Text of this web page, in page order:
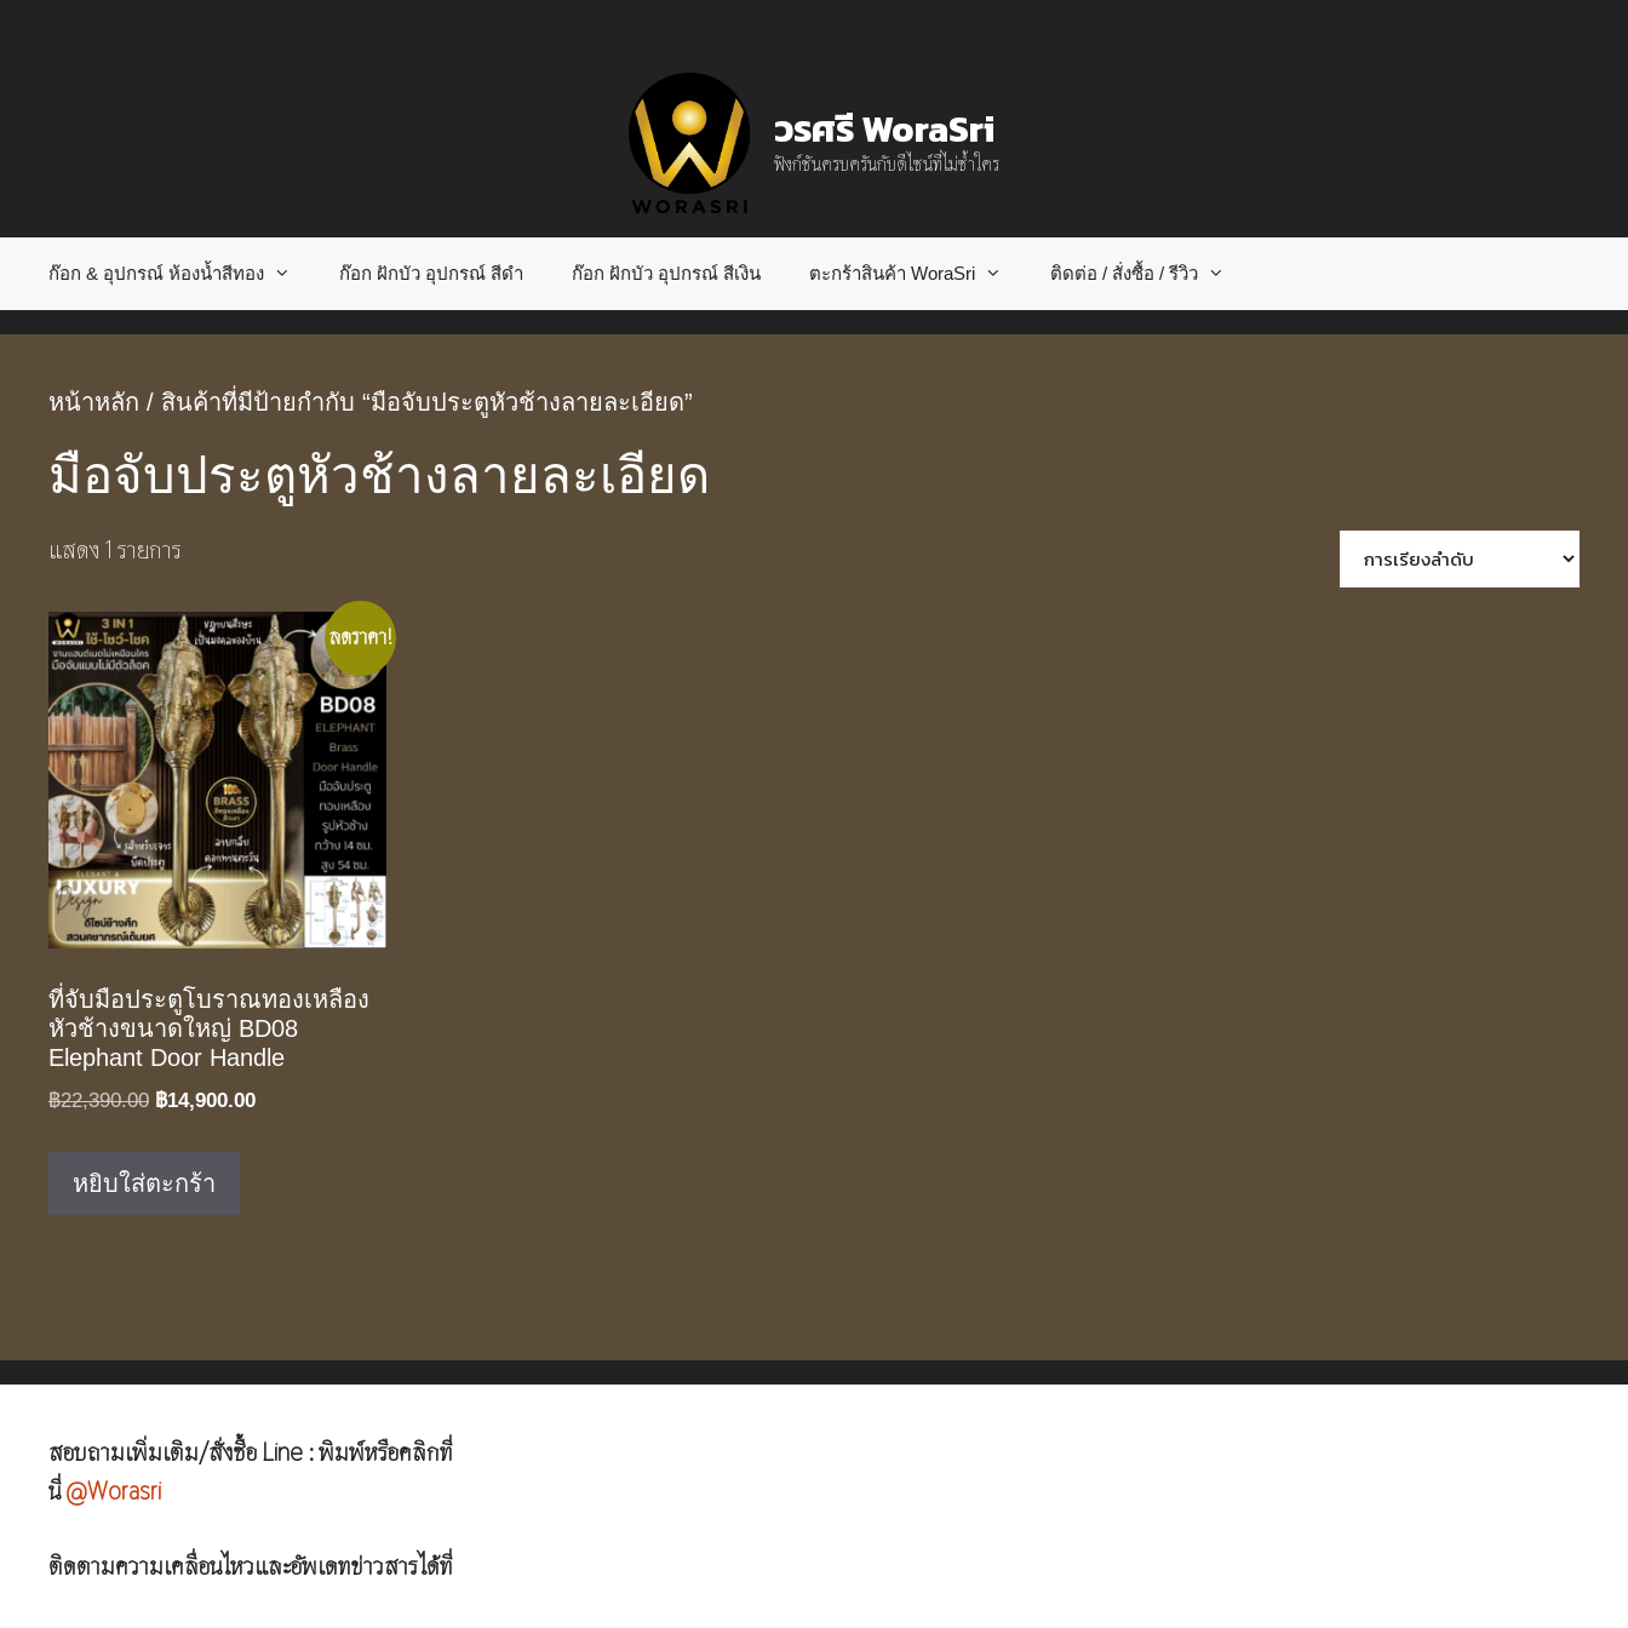
วรศรี WoraSri
ฟังก์ชันครบครันกับดีไซน์ที่ไม่ซ้ำใคร
ก๊อก & อุปกรณ์ ห้องน้ำสีทอง ก๊อก ฝักบัว อุปกรณ์ สีดำ ก๊อก ฝักบัว อุปกรณ์ สีเงิน ตะกร้าสินค้า WoraSri ติดต่อ / สั่งซื้อ / รีวิว
หน้าหลัก / สินค้าที่มีป้ายกำกับ “มือจับประตูหัวช้างลายละเอียด”
มือจับประตูหัวช้างลายละเอียด
แสดง 1 รายการ
ลดราคา!
ที่จับมือประตูโบราณทองเหลือง
หัวช้างขนาดใหญ่ BD08
Elephant Door Handle
฿22,390.00 Original
฿22,390.00.
฿14,900.00Current
หยิบใส่ตะกร้า
สอบถามเพิ่มเติม/สั่งซื้อ Line : พิมพ์หรือคลิกที่
นี่@Worasri
ติดตามความเคลื่อนไหวและอัพเดทข่าวสารได้ที่